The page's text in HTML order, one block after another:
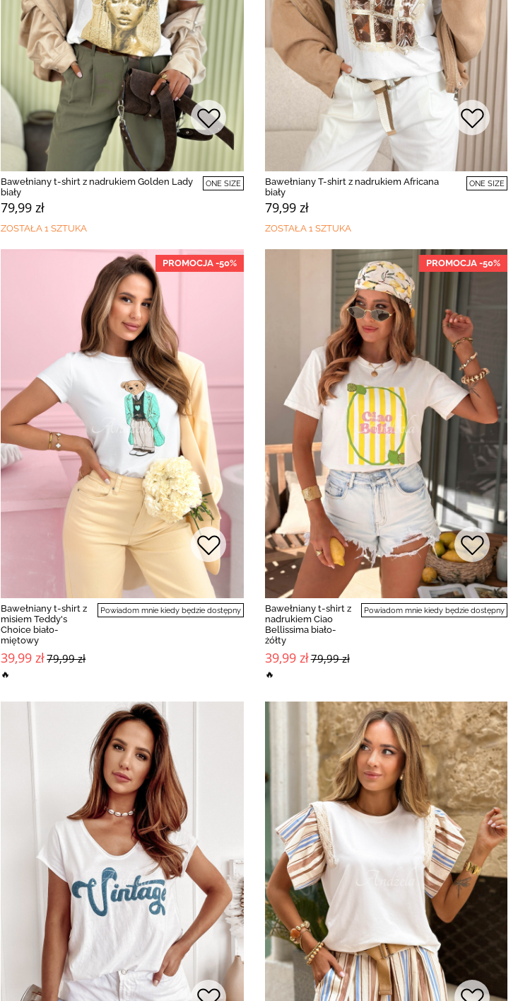
Bawełniany t-shirt z nadrukiem Golden Lady
biały
79,99 zł
ONE SIZE
ZOSTAŁA 1 SZTUKA
Bawełniany T-shirt z nadrukiem Africana
biały
79,99 zł
ONE SIZE
ZOSTAŁA 1 SZTUKA
PROMOCJA -50%
Bawełniany t-shirt z
misiem Teddy's
Choice biało-
miętowy
39,99 zł79,99 zł
🔥
Powiadom mnie kiedy będzie dostępny
PROMOCJA -50%
Bawełniany t-shirt z
nadrukiem Ciao
Bellissima biało-
żółty
39,99 zł79,99 zł
🔥
Powiadom mnie kiedy będzie dostępny